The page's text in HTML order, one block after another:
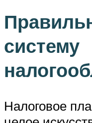
систему
Налоговое